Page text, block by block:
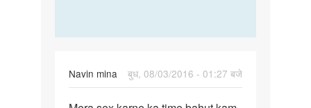
Navin mina
बुध, 08/03/2016 - 01:27 बजे